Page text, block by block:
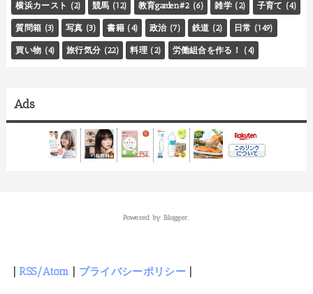
横浜カースト (2) 競馬 (12) 教育garden#2 (6) 雑学 (2) 子育て (4)
質問箱 (3) 写真 (3) 書籍 (4) 政治 (7) 鉄道 (2) 日常 (149)
買い物 (4) 旅行気分 (22) 料理 (2) 労働組合を作る！ (4)
Ads
Powered by Blogger.
RSS/Atom プライバシーポリシー|